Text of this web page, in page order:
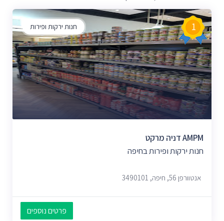
חנות ירקות ופירות 1
AMPM דניה מרקט
חנות ירקות ופירות בחיפה
אנטוורפן 56, חיפה, 3490101
פרטים נוספים